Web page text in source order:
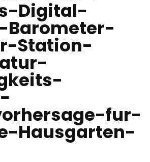
Digital-
Barometer-
Station-
fur-
Hausgarten-